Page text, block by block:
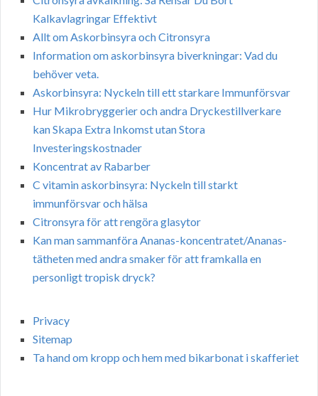
Kalkavlagringar Effektivt
Allt om Askorbinsyra och Citronsyra
Information om askorbinsyra biverkningar: Vad du
behöver veta.
Askorbinsyra: Nyckeln till ett starkare Immunförsvar
Hur Mikrobryggerier och andra Dryckestillverkare
kan Skapa Extra Inkomst utan Stora
Investeringskostnader
Koncentrat av Rabarber
C vitamin askorbinsyra: Nyckeln till starkt
immunförsvar och hälsa
Citronsyra för att rengöra glasytor
Kan man sammanföra Ananas-koncentratet/Ananas-
tätheten med andra smaker för att framkalla en
personligt tropisk dryck?
Privacy
Sitemap
Ta hand om kropp och hem med bikarbonat i skafferiet